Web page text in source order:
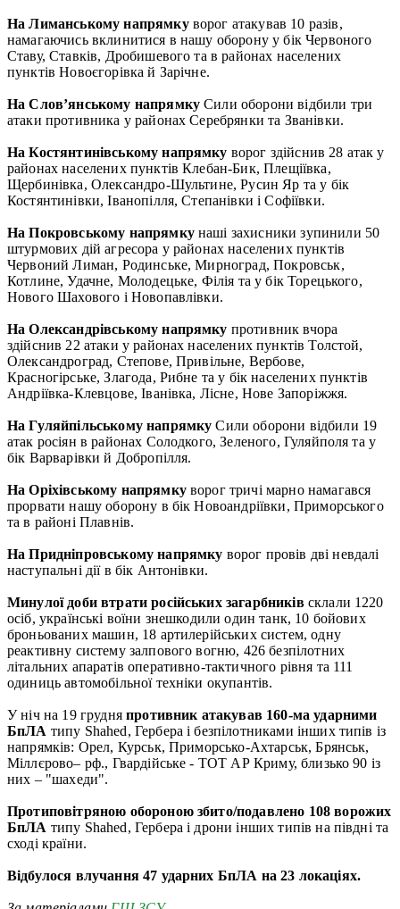
На Лиманському напрямкуворог атакував 10 разів,
намагаючись вклинитися в нашу оборону у бік Червоного
Ставу, Ставків, Дробишевого та в районах населених
пунктів Новоєгорівка й Зарічне.
На Слов’янському напрямку Сили оборони відбили три
атаки противника у районах Серебрянки та Званівки.
На Костянтинівському напрямку ворог здійснив 28 атак у
районах населених пунктів Клебан-Бик, Плещіївка,
Щербинівка, Олександро-Шультине, Русин Яр та у бік
Костянтинівки, Іванопілля, Степанівки і Софіївки.
На Покровському напрямкунаші захисники зупинили 50
штурмових дій агресора у районах населених пунктів
Червоний Лиман, Родинське, Мирноград, Покровськ,
Котлине, Удачне, Молодецьке, Філія та у бік Торецького,
Нового Шахового і Новопавлівки.
На Олександрівському напрямку противник вчора
здійснив 22 атаки у районах населених пунктів Толстой,
Олександроград, Степове, Привільне, Вербове,
Красногірське, Злагода, Рибне та у бік населених пунктів
Андріївка-Клевцове, Іванівка, Лісне, Нове Запоріжжя.
На Гуляйпільському напрямку Сили оборони відбили 19
атак росіян в районах Солодкого, Зеленого, Гуляйполя та у
бік Варварівки й Добропілля.
На Оріхівському напрямкуворог тричі марно намагався
прорвати нашу оборону в бік Новоандріївки, Приморського
та в районі Плавнів.
На Придніпровському напрямку ворог провів дві невдалі
наступальні дії в бік Антонівки.
Минулої доби втрати російських загарбників склали 1220
осіб, українські воїни знешкодили один танк, 10 бойових
броньованих машин, 18 артилерійських систем, одну
реактивну систему залпового вогню, 426 безпілотних
літальних апаратів оперативно-тактичного рівня та 111
одиниць автомобільної техніки окупантів.
У ніч на 19 грудняпротивник атакував 160-ма ударними
БпЛА типу Shahed, Гербера і безпілотниками інших типів із
напрямків: Орел, Курськ, Приморсько-Ахтарськ, Брянськ,
Міллєрово– рф., Гвардійське - ТОТ АР Криму, близько 90 із
них – "шахеди".
Протиповітряною обороною збито/подавлено 108 ворожих
БпЛА типу Shahed, Гербера і дрони інших типів на півдні та
сході країни.
Відбулося влучання 47 ударних БпЛА на 23 локаціях.